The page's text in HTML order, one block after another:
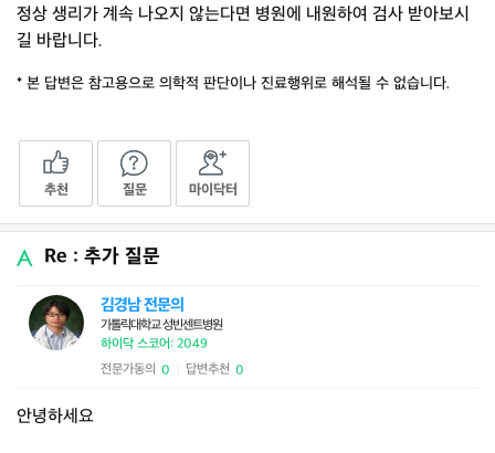
정상 생리가 계속 나오지 않는다면 병원에 내원하여 검사 받아보시
길 바랍니다.
* 본 답변은 참고용으로 의학적 판단이나 진료행위로 해석될 수 없습니다.
추천 질문 마이닥터
Re : 추가 질문
김경남 전문의
가톨릭대학교 성빈센트병원
하이닥 스코어: 2049
전문가동의 0 답변추천 0
안녕하세요